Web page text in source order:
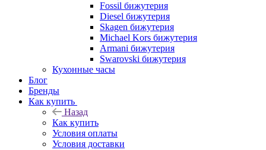
Fossil бижутерия
Diesel бижутерия
Skagen бижутерия
Michael Kors бижутерия
Armani бижутерия
Swarovski бижутерия
Кухонные часы
Блог
Бренды
Как купить
Назад
Как купить
Условия оплаты
Условия доставки